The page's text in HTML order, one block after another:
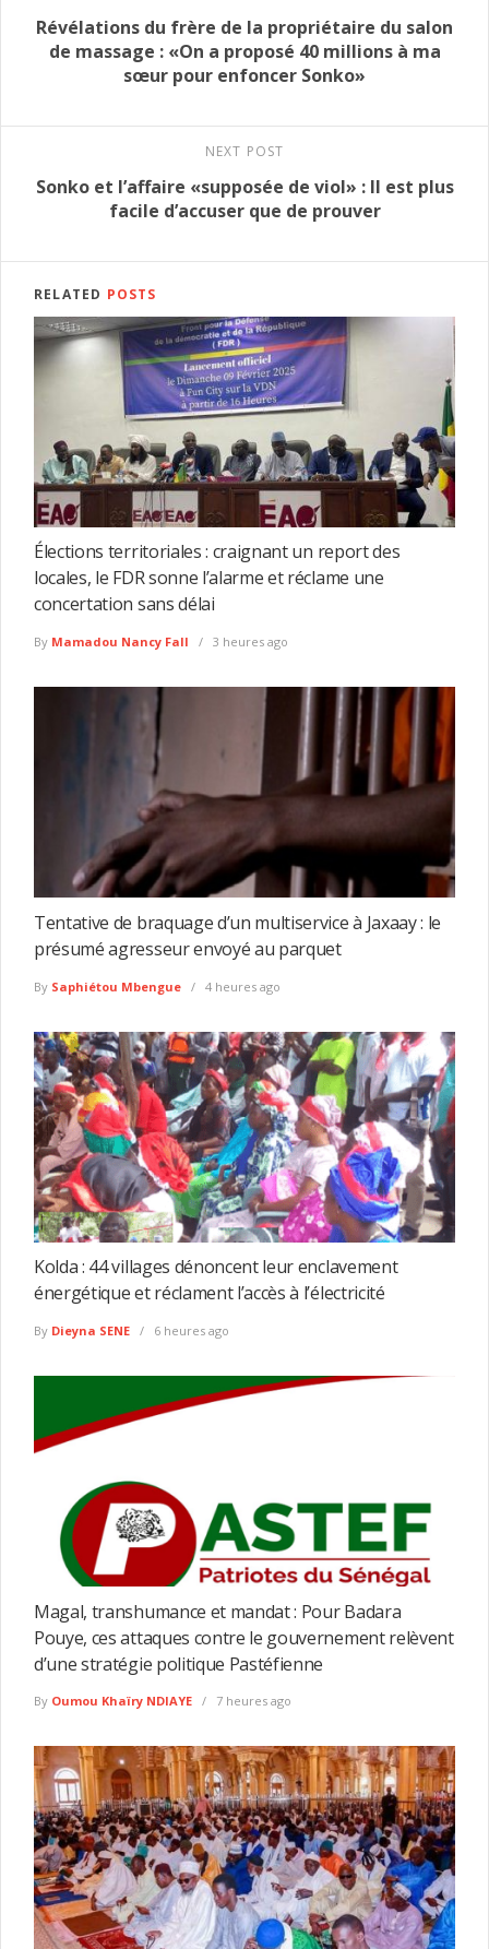
Révélations du frère de la propriétaire du salon
de massage : «On a proposé 40 millions à ma
sœur pour enfoncer Sonko»
NEXT POST
Sonko et l’affaire «supposée de viol» : Il est plus
facile d’accuser que de prouver
RELATED POSTS
Élections territoriales : craignant un report des
locales, le FDR sonne l’alarme et réclame une
concertation sans délai
By Mamadou Nancy Fall 3 heures ago
Tentative de braquage d’un multiservice à Jaxaay : le
présumé agresseur envoyé au parquet
By Saphiétou Mbengue 4 heures ago
Kolda : 44 villages dénoncent leur enclavement
énergétique et réclament l’accès à l’électricité
By Dieyna SENE 6 heures ago
Magal, transhumance et mandat : Pour Badara
Pouye, ces attaques contre le gouvernement relèvent
d’une stratégie politique Pastéfienne
By Oumou Khaïry NDIAYE 7 heures ago